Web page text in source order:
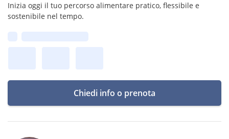
Inizia oggi il tuo percorso alimentare pratico, flessibile e
sostenibile nel tempo.
Chiedi info o prenota